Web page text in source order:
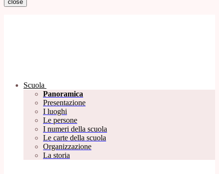
close
Scuola
Panoramica
Presentazione
I luoghi
Le persone
I numeri della scuola
Le carte della scuola
Organizzazione
La storia